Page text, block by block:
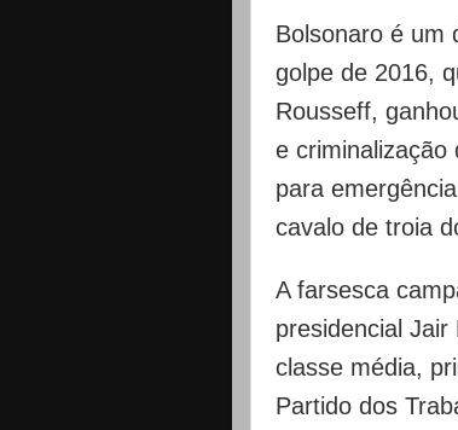
Bolsonaro é um
golpe de 2016,
Rousseff,
e criminalização
para
cavalo de troia
A farsesca
presidencial
classe média,
Partido dos